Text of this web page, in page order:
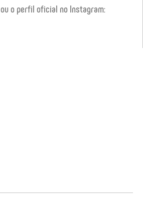
ou o perfil oficial no Instagram: